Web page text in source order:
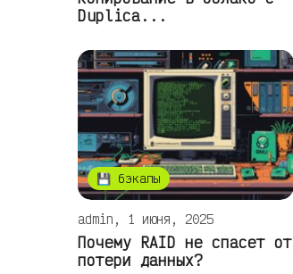
Duplica...
💾 бэкапы
admin, 1 июня, 2025
Почему RAID не спасет от
потери данных?